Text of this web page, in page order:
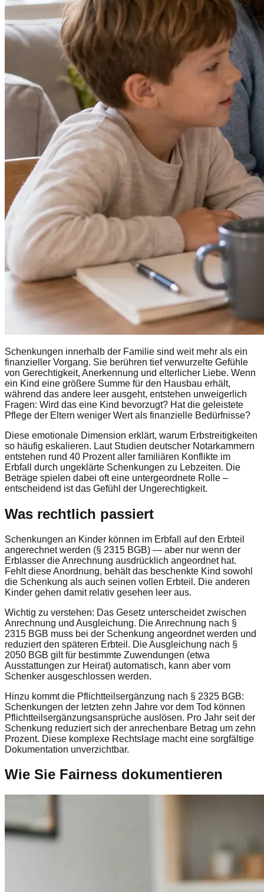
Schenkungen innerhalb der Familie sind weit mehr als ein
finanzieller Vorgang. Sie berühren tief verwurzelte Gefühle
von Gerechtigkeit, Anerkennung und elterlicher Liebe. Wenn
ein Kind eine größere Summe für den Hausbau erhält,
während das andere leer ausgeht, entstehen unweigerlich
Fragen: Wird das eine Kind bevorzugt? Hat die geleistete
Pflege der Eltern weniger Wert als finanzielle Bedürfnisse?
Diese emotionale Dimension erklärt, warum Erbstreitigkeiten
so häufig eskalieren. Laut Studien deutscher Notarkammern
entstehen rund 40 Prozent aller familiären Konflikte im
Erbfall durch ungeklärte Schenkungen zu Lebzeiten. Die
Beträge spielen dabei oft eine untergeordnete Rolle –
entscheidend ist das Gefühl der Ungerechtigkeit.
Was rechtlich passiert
Schenkungen an Kinder können im Erbfall auf den Erbteil
angerechnet werden (§ 2315 BGB) — aber nur wenn der
Erblasser die Anrechnung ausdrücklich angeordnet hat.
Fehlt diese Anordnung, behält das beschenkte Kind sowohl
die Schenkung als auch seinen vollen Erbteil. Die anderen
Kinder gehen damit relativ gesehen leer aus.
Wichtig zu verstehen: Das Gesetz unterscheidet zwischen
Anrechnung und Ausgleichung. Die Anrechnung nach §
2315 BGB muss bei der Schenkung angeordnet werden und
reduziert den späteren Erbteil. Die Ausgleichung nach §
2050 BGB gilt für bestimmte Zuwendungen (etwa
Ausstattungen zur Heirat) automatisch, kann aber vom
Schenker ausgeschlossen werden.
Hinzu kommt die Pflichtteilsergänzung nach § 2325 BGB:
Schenkungen der letzten zehn Jahre vor dem Tod können
Pflichtteilsergänzungsansprüche auslösen. Pro Jahr seit der
Schenkung reduziert sich der anrechenbare Betrag um zehn
Prozent. Diese komplexe Rechtslage macht eine sorgfältige
Dokumentation unverzichtbar.
Wie Sie Fairness dokumentieren